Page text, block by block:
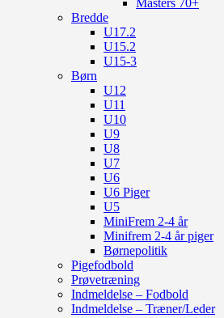
Bredde
U17.2
U15.2
U15-3
Børn
U12
U11
U10
U9
U8
U7
U6
U6 Piger
U5
MiniFrem 2-4 år
Minifrem 2-4 år piger
Børnepolitik
Pigefodbold
Prøvetræning
Indmeldelse – Fodbold
Indmeldelse – Træner/Leder